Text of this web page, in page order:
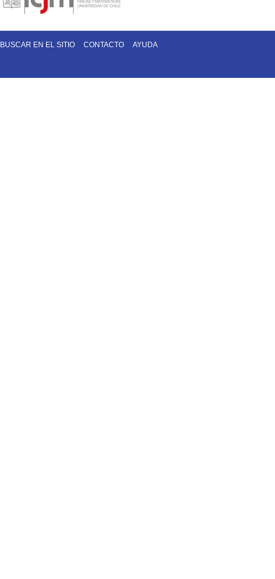
BUSCAR EN EL SITIO CONTACTO AYUDA